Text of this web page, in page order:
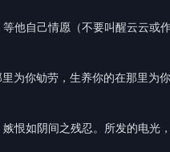
他自己情愿（不要叫醒云云或
为你劬劳，生养你的在那里为你
恨如阴间之残忍。所发的电光